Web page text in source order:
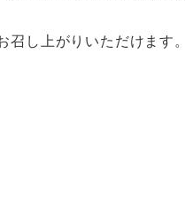
し上がりいただけます。